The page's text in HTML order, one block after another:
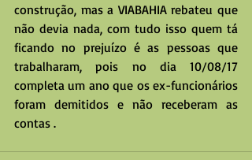
construção, mas a VIABAHIA rebateu que
não devia nada, com tudo isso quem tá
ficando no prejuízo é as pessoas que
trabalharam, pois no dia 10/08/17
completa um ano que os ex-funcionários
foram demitidos e não receberam as
contas .